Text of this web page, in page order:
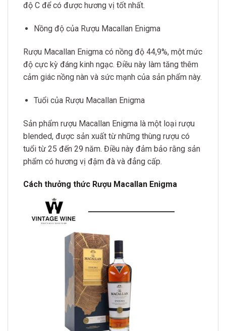
độ C để có được hương vị tốt nhất.
Nồng độ của Rượu Macallan Enigma
Rượu Macallan Enigma có nồng độ 44,9%, một mức
độ cực kỳ đáng kinh ngạc. Điều này làm tăng thêm
cảm giác nồng nàn và sức mạnh của sản phẩm này.
Tuổi của Rượu Macallan Enigma
Sản phẩm rượu Macallan Enigma là một loại rượu
blended, được sản xuất từ những thùng rượu có
tuổi từ 25 đến 29 năm. Điều này đảm bảo rằng sản
phẩm có hương vị đậm đà và đẳng cấp.
Cách thưởng thức Rượu Macallan Enigma